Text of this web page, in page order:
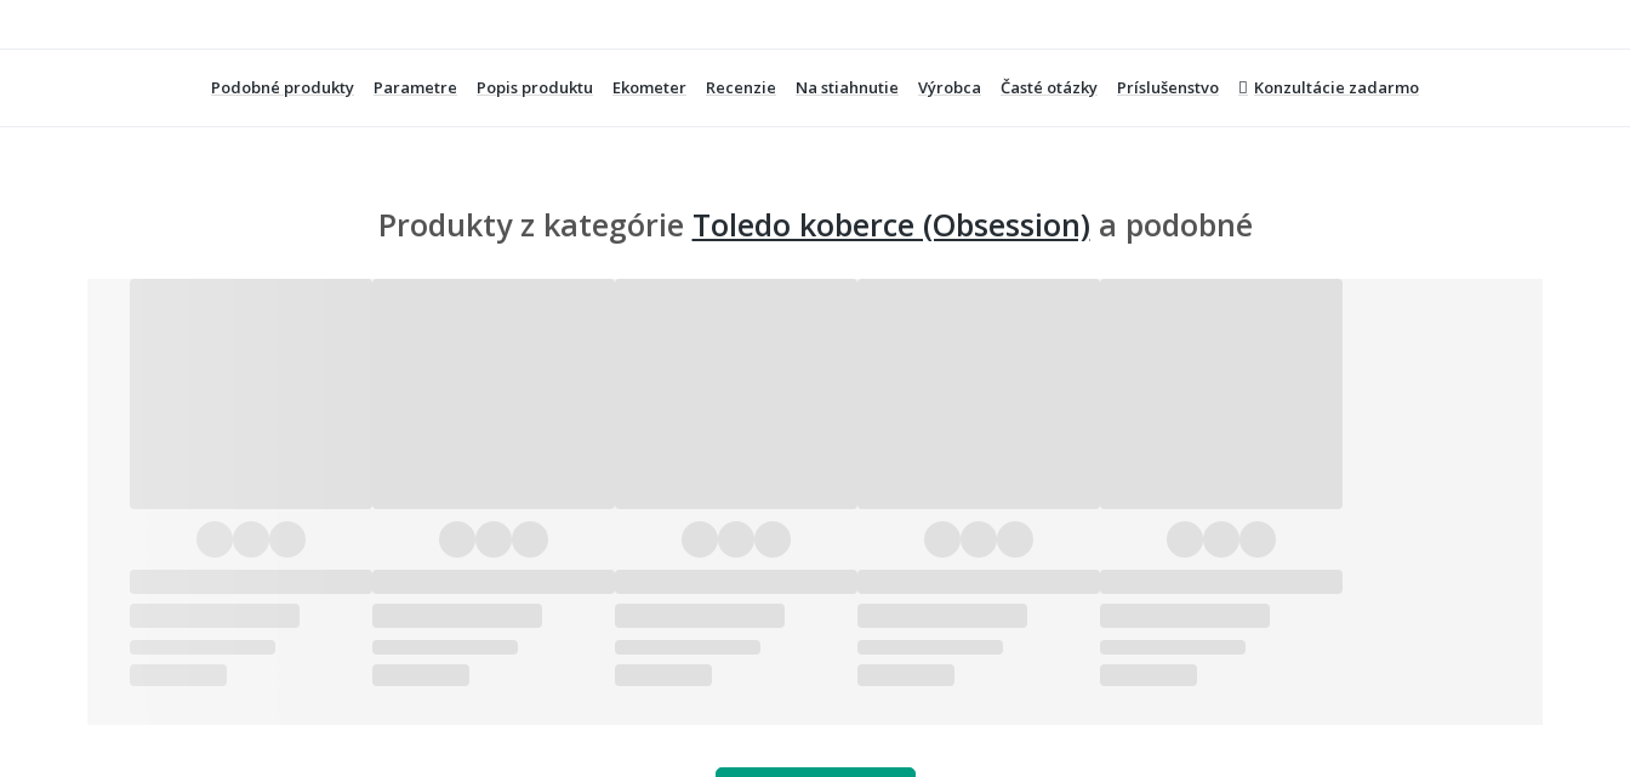
Podobné produkty Parametre Popis produktu Ekometer Recenzie Na stiahnutie Výrobca Časté otázky Príslušenstvo Konzultácie zadarmo
Produkty z kategórie Toledo koberce (Obsession) a podobné